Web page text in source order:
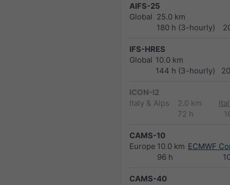
AIFS-25
Global 25.0 km
180 h (3-hourly)
IFS-HRES
Global 10.0 km
144 h (3-hourly)
ICON-I2
Italy & Alps
2.0 km
72 h
CAMS-10
Europe 10.0 km
96 h
ECMWF
CAMS-40